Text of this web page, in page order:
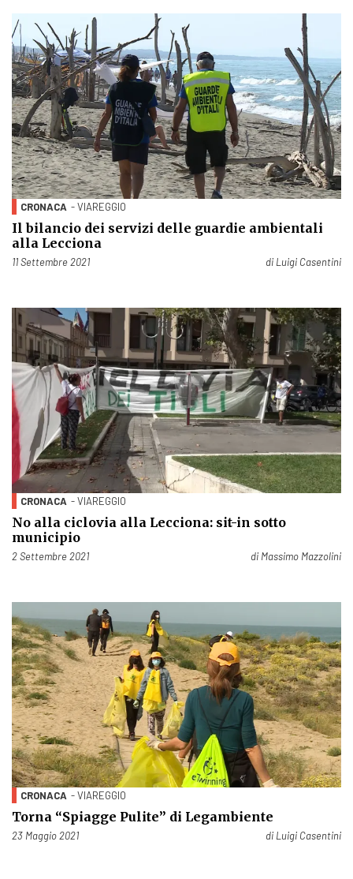
CRONACA - VIAREGGIO
Il bilancio dei servizi delle guardie ambientali
alla Lecciona
Pubblicato il
11 Settembre 2021 di Luigi Casentini
CRONACA - VIAREGGIO
No alla ciclovia alla Lecciona: sit-in sotto
municipio
Pubblicato il
2 Settembre 2021 di Massimo Mazzolini
CRONACA - VIAREGGIO
Torna “Spiagge Pulite” di Legambiente
Pubblicato il
23 Maggio 2021 di Luigi Casentini